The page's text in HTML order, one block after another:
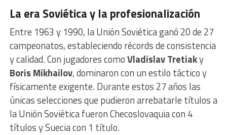
La era Soviética y la profesionalización
Entre 1963 y 1990, la Unión Soviética ganó 20 de 27
campeonatos, estableciendo récords de consistencia
y calidad. Con jugadores comoVladislav Tretiaky
Boris Mikhailov, dominaron con un estilo táctico y
físicamente exigente. Durante estos 27 años las
únicas selecciones que pudieron arrebatarle títulos a
la Unión Soviética fueron Checoslovaquia con 4
títulos y Suecia con 1 título.